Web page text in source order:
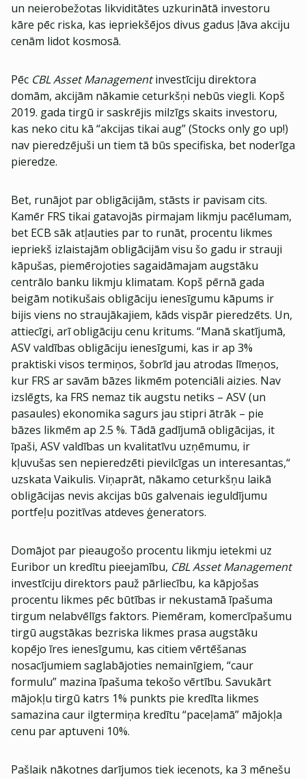
un neierobežotas likviditātes uzkurinātā investoru
kāre pēc riska, kas iepriekšējos divus gadus ļāva akciju
cenām lidot kosmosā.
Pēc CBL Asset Managementinvestīciju direktora
domām, akcijām nākamie ceturkšņi nebūs viegli. Kopš
2019. gada tirgū ir saskrējis milzīgs skaits investoru,
kas neko citu kā “akcijas tikai aug” (Stocks only go up!)
nav pieredzējuši un tiem tā būs specifiska, bet noderīga
pieredze.
Bet, runājot par obligācijām, stāsts ir pavisam cits.
Kamēr FRS tikai gatavojās pirmajam likmju pacēlumam,
bet ECB sāk atļauties par to runāt, procentu likmes
iepriekš izlaistajām obligācijām visu šo gadu ir strauji
kāpušas, piemērojoties sagaidāmajam augstāku
centrālo banku likmju klimatam. Kopš pērnā gada
beigām notikušais obligāciju ienesīgumu kāpums ir
bijis viens no straujākajiem, kāds vispār pieredzēts. Un,
attiecīgi, arī obligāciju cenu kritums. “Manā skatījumā,
ASV valdības obligāciju ienesīgumi, kas ir ap 3%
praktiski visos termiņos, šobrīd jau atrodas līmeņos,
kur FRS ar savām bāzes likmēm potenciāli aizies. Nav
izslēgts, ka FRS nemaz tik augstu netiks – ASV (un
pasaules) ekonomika sagurs jau stipri ātrāk – pie
bāzes likmēm ap 2.5 %. Tādā gadījumā obligācijas, it
īpaši, ASV valdības un kvalitatīvu uzņēmumu, ir
kļuvušas sen nepieredzēti pievilcīgas un interesantas,“
uzskata Vaikulis. Viņaprāt, nākamo ceturkšņu laikā
obligācijas nevis akcijas būs galvenais ieguldījumu
portfeļu pozitīvas atdeves ģenerators.
Domājot par pieaugošo procentu likmju ietekmi uz
Euribor un kredītu pieejamību, CBL Asset Management
investīciju direktors pauž pārliecību, ka kāpjošas
procentu likmes pēc būtības ir nekustamā īpašuma
tirgum nelabvēlīgs faktors. Piemēram, komercīpašumu
tirgū augstākas bezriska likmes prasa augstāku
kopējo īres ienesīgumu, kas citiem vērtēšanas
nosacījumiem saglabājoties nemainīgiem, “caur
formulu” mazina īpašuma tekošo vērtību. Savukārt
mājokļu tirgū katrs 1% punkts pie kredīta likmes
samazina caur ilgtermiņa kredītu “paceļamā” mājokļa
cenu par aptuveni 10%.
Pašlaik nākotnes darījumos tiek iecenots, ka 3 mēnešu